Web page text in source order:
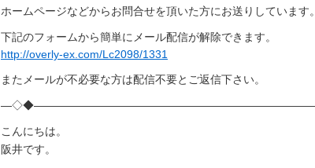
ホームページなどからお問合せを頂いた方にお送りしています。
下記のフォームから簡単にメール配信が解除できます。
http://overly-ex.com/Lc2098/1331
またメールが不必要な方は配信不要とご返信下さい。
こんにちは。
阪井です。